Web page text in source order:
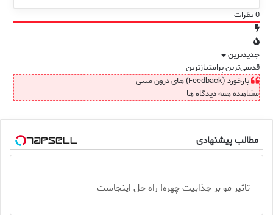
0نظرات
جدیدترین
قدیمی‌ترینپرامتیازترین
بازخورد (Feedback) های درون متنی
مشاهده همه دیدگاه ها
مطالب پیشنهادی
تاثیر مو بر جذابیت چهره! راه حل اینجاست